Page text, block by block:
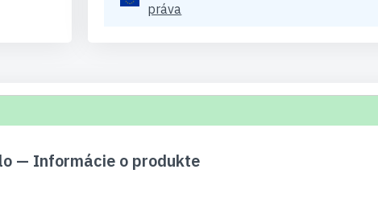
práva
— Informácie o produkte